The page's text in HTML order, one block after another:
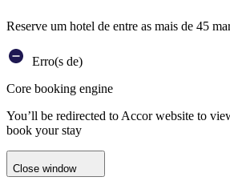
Reserve um hotel de entre as mais de 45
Erro(s de)
Core booking engine
You’ll be redirected to Accor website to
book your stay
Close window